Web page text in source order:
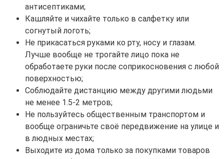
антисептиками;
Кашляйте и чихайте только в салфетку или
согнутый логоть;
Не прикасаться руками ко рту, носу и глазам.
Лучше вообще не трогайте лицо пока не
обработаете руки после соприкосновения с любой
поверхностью;
Соблюдайте дистанцию между другими людьми
не менее 1.5-2 метров;
Не пользуйтесь общественным транспортом и
вообще ограничьте своё передвижение на улице и
в людных местах;
Выходите из дома только за покупками товаров